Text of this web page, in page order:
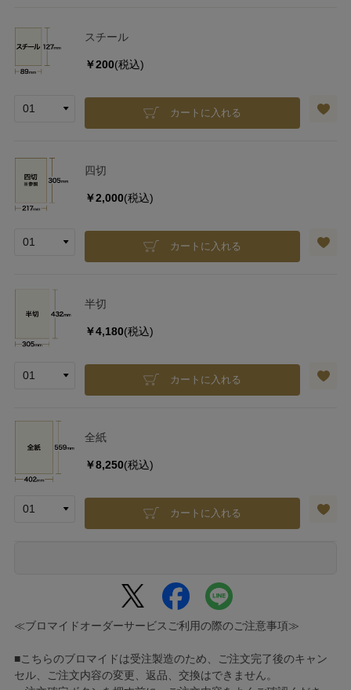
スチール
￥200(税込)
カートに入れる
四切
￥2,000(税込)
カートに入れる
半切
￥4,180(税込)
カートに入れる
全紙
￥8,250(税込)
カートに入れる
≪ブロマイドオーダーサービスご利用の際のご注意事項≫
■こちらのブロマイドは受注製造のため、ご注文完了後のキャン
セル、ご注文内容の変更、返品、交換はできません。